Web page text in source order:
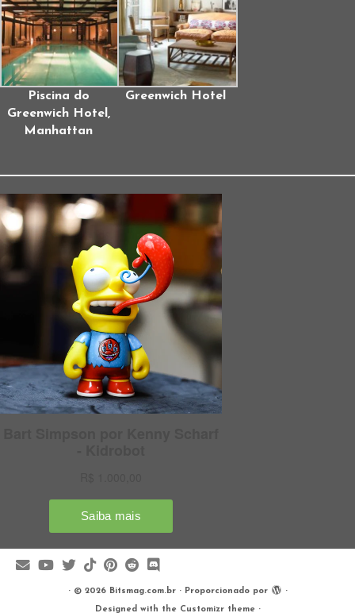
Piscina do
Greenwich Hotel,
Manhattan
Greenwich Hotel
· © 2026 Bitsmag.com.br· Proporcionado por ·
Designed with the Customizr theme ·